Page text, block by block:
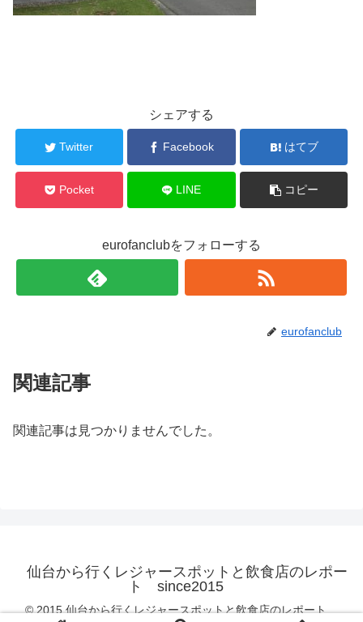
シェアする
Twitter Facebook はてブ
Pocket LINE コピー
eurofanclubをフォローする
eurofanclub
関連記事
関連記事は見つかりませんでした。
仙台から行くレジャースポットと飲食店のレポー
ト since2015
© 2015 仙台から行くレジャースポットと飲食店のレポート